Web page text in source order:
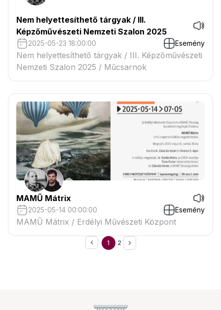
Nem helyettesíthető tárgyak / III.
Képzőművészeti Nemzeti Szalon 2025
2025-05-23 18:00:00 Esemény
Nem helyettesíthető tárgyak / III. Képzőművészeti
Nemzeti Szalon 2025 / Műcsarnok
MAMŰ Mátrix
2025-05-14 00:00:00 Esemény
MAMŰ Mátrix / Erdélyi Művészeti Központ
1 2